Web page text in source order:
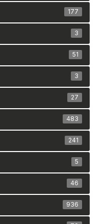
177
3
51
3
27
483
241
5
46
936